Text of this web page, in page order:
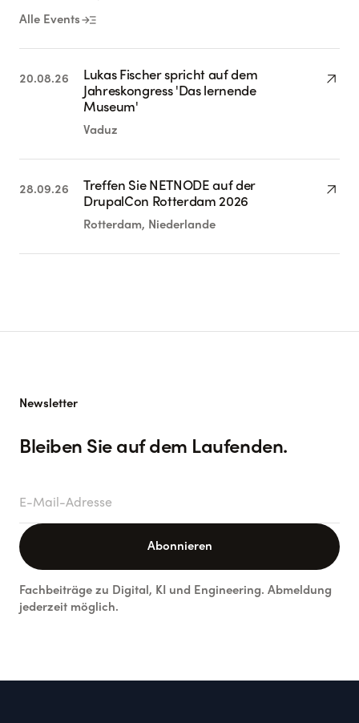
Alle Events read_more
20.08.26
Lukas Fischer spricht auf dem
Jahreskongress 'Das lernende
Museum'
Vaduz
arrow_outward
28.09.26
Treffen Sie NETNODE auf der
DrupalCon Rotterdam 2026
Rotterdam, Niederlande
arrow_outward
Newsletter
Bleiben Sie auf dem Laufenden.
E-Mail-Adresse
Abonnieren
Fachbeiträge zu Digital, KI und Engineering. Abmeldung
jederzeit möglich.